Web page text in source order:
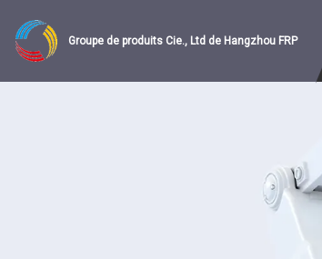
Groupe de produits Cie., Ltd de Hangzhou FRP